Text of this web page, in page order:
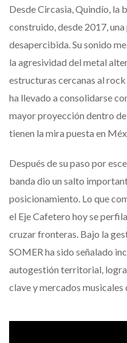
Desde Circasia, Quindío, la
construido, desde 2017,
desapercibida. Su sonido
la agresividad del metal
estructuras cercanas al
ha llevado a consolidarse
mayor proyección dentro
tienen la mira puesta en
Después de su paso por
banda dio un salto
posicionamiento. Lo que
el Eje Cafetero hoy se
cruzar fronteras. Bajo la
SOMER ha sido señalado
autogestión territorial,
clave y mercados musicales